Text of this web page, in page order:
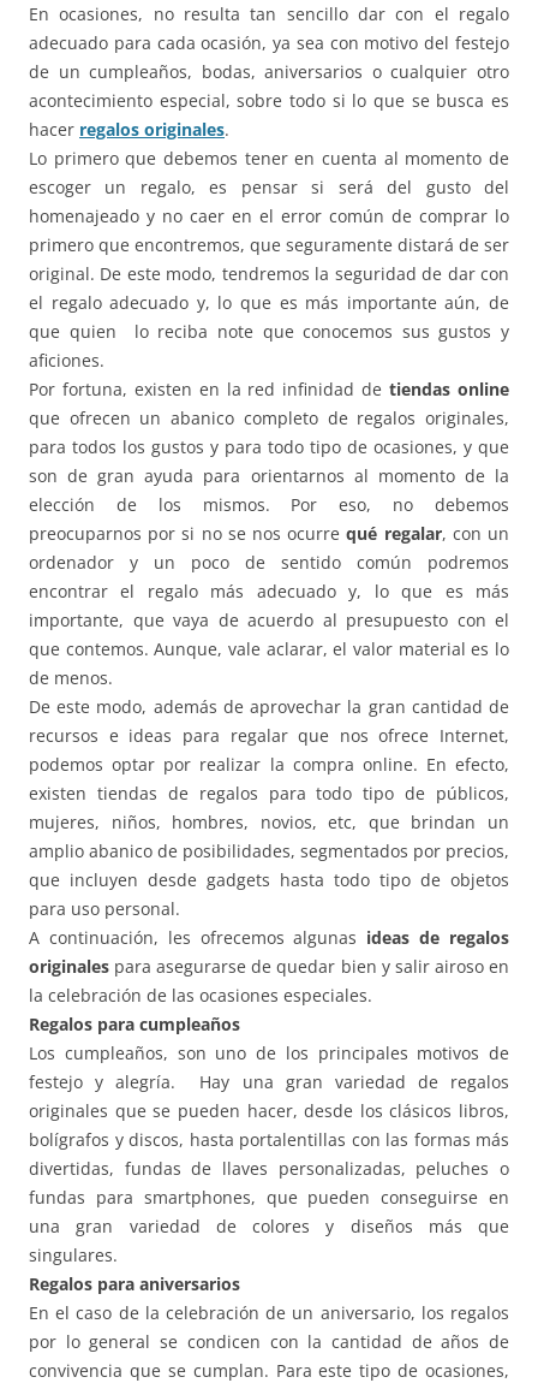
En ocasiones, no resulta tan sencillo dar con el regalo
adecuado para cada ocasión, ya sea con motivo del festejo
de un cumpleaños, bodas, aniversarios o cualquier otro
acontecimiento especial, sobre todo si lo que se busca es
hacer regalos originales.
Lo primero que debemos tener en cuenta al momento de
escoger un regalo, es pensar si será del gusto del
homenajeado y no caer en el error común de comprar lo
primero que encontremos, que seguramente distará de ser
original. De este modo, tendremos la seguridad de dar con
el regalo adecuado y, lo que es más importante aún, de
que quien lo reciba note que conocemos sus gustos y
aficiones.
Por fortuna, existen en la red infinidad detiendas online
que ofrecen un abanico completo de regalos originales,
para todos los gustos y para todo tipo de ocasiones, y que
son de gran ayuda para orientarnos al momento de la
elección de los mismos. Por eso, no debemos
preocuparnos por si no se nos ocurrequé regalar, con un
ordenador y un poco de sentido común podremos
encontrar el regalo más adecuado y, lo que es más
importante, que vaya de acuerdo al presupuesto con el
que contemos. Aunque, vale aclarar, el valor material es lo
de menos.
De este modo, además de aprovechar la gran cantidad de
recursos e ideas para regalar que nos ofrece Internet,
podemos optar por realizar la compra online. En efecto,
existen tiendas de regalos para todo tipo de públicos,
mujeres, niños, hombres, novios, etc, que brindan un
amplio abanico de posibilidades, segmentados por precios,
que incluyen desde gadgets hasta todo tipo de objetos
para uso personal.
A continuación, les ofrecemos algunas ideas de regalos
originales para asegurarse de quedar bien y salir airoso en
la celebración de las ocasiones especiales.
Regalos para cumpleaños
Los cumpleaños, son uno de los principales motivos de
festejo y alegría. Hay una gran variedad de regalos
originales que se pueden hacer, desde los clásicos libros,
bolígrafos y discos, hasta portalentillas con las formas más
divertidas, fundas de llaves personalizadas, peluches o
fundas para smartphones, que pueden conseguirse en
una gran variedad de colores y diseños más que
singulares.
Regalos para aniversarios
En el caso de la celebración de un aniversario, los regalos
por lo general se condicen con la cantidad de años de
convivencia que se cumplan. Para este tipo de ocasiones,